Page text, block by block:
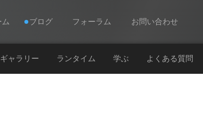
ム ブログ フォーラム お問い合わせ
Spine
ギャラリー ランタイム 学ぶ よくある質問